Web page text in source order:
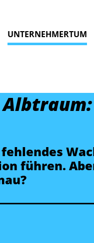
UNTERNEHMERTUM
führen.